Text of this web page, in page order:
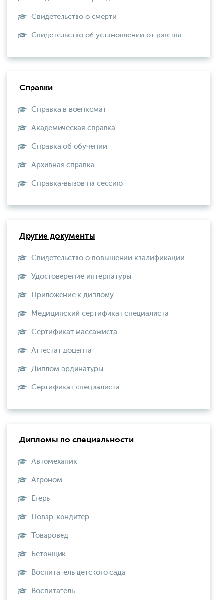
Свидетельство о смерти
Свидетельство об установлении отцовства
Справки
Справка в военкомат
Академическая справка
Справка об обучении
Архивная справка
Справка-вызов на сессию
Другие документы
Свидетельство о повышении квалификации
Удостоверение интернатуры
Приложение к диплому
Медицинский сертификат специалиста
Сертификат массажиста
Аттестат доцента
Диплом ординатуры
Сертификат специалиста
Дипломы по специальности
Автомеханик
Агроном
Егерь
Повар-кондитер
Товаровед
Бетонщик
Воспитатель детского сада
Воспитатель